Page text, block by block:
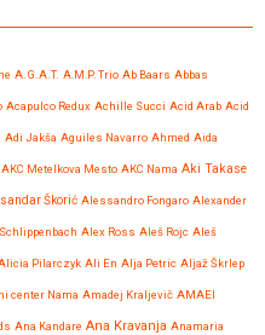
A.G.A.T. A.M.P. Trio Ab Baars Abbas
Acapulco Redux Achille Succi Acid Arab Acid
Adi Jakša Aguiles Navarro Ahmed Aida
AKC Metelkova Mesto AKC Nama Aki Takase
Škorić Alessandro Fongaro Alexander
Alex Ross Aleš Rojc Aleš
Pilarczyk Ali En Alja Petric Aljaž Škrlep
center Nama Amadej Kraljevič AMAEI
Ana Kandare Ana Kravanja Anamaria